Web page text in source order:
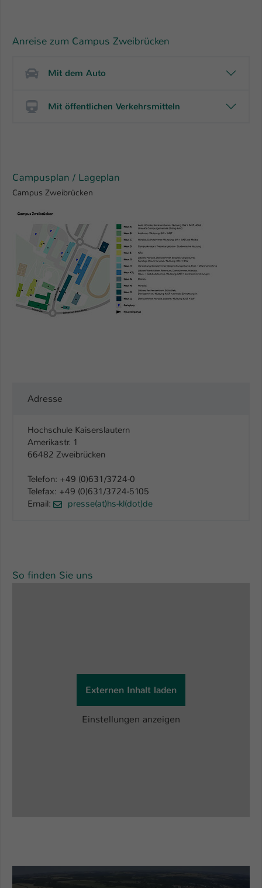
Anreise zum Campus Zweibrücken
Mit dem Auto
Mit öffentlichen Verkehrsmitteln
Show larger version for:
Campusplan / Lageplan
Campus Zweibrücken
Adresse
Hochschule Kaiserslautern
Amerikastr. 1
66482 Zweibrücken
Telefon: +49 (0)631/3724-0
Telefax: +49 (0)631/3724-5105
Email:
presse(at)hs-kl(dot)de
So finden Sie uns
Externen Inhalt laden
Einstellungen anzeigen